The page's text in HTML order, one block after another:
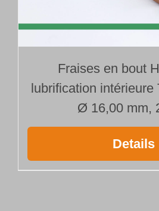
Fraises en bout
lubrification intérieure
Ø 16,00 mm,
Details